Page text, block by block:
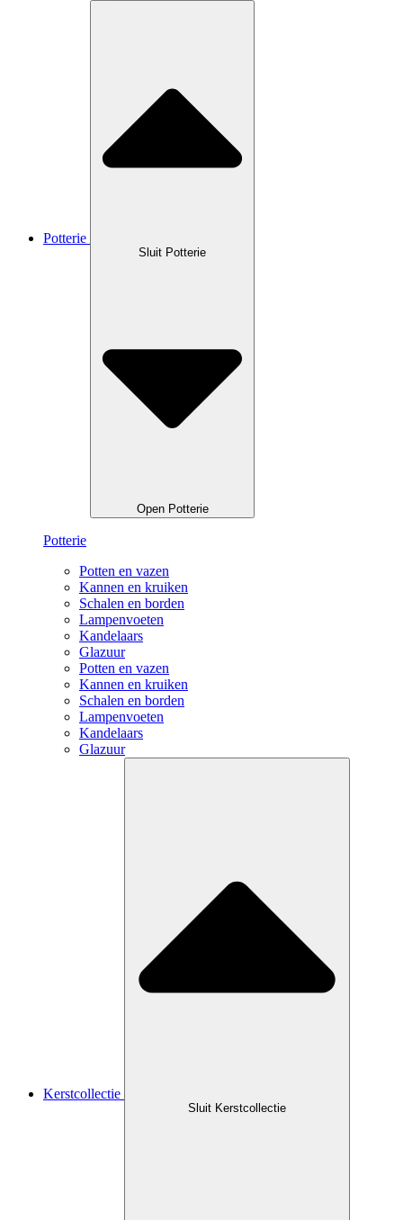
Potterie
Sluit Potterie
Open Potterie
Potterie
Potten en vazen
Kannen en kruiken
Schalen en borden
Lampenvoeten
Kandelaars
Glazuur
Potten en vazen
Kannen en kruiken
Schalen en borden
Lampenvoeten
Kandelaars
Glazuur
Kerstcollectie
Sluit Kerstcollectie